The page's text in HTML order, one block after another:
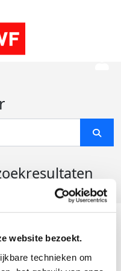
website bezoekt.
technieken om